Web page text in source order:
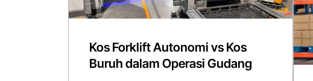
Kos Forklift Autonomi vs Kos
Buruh dalam Operasi Gudang